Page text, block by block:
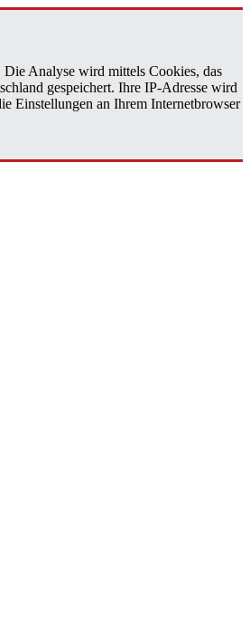
Die Analyse wird mittels Cookies, das
gespeichert. Ihre IP-Adresse wird
Einstellungen an Ihrem Internetbrowser